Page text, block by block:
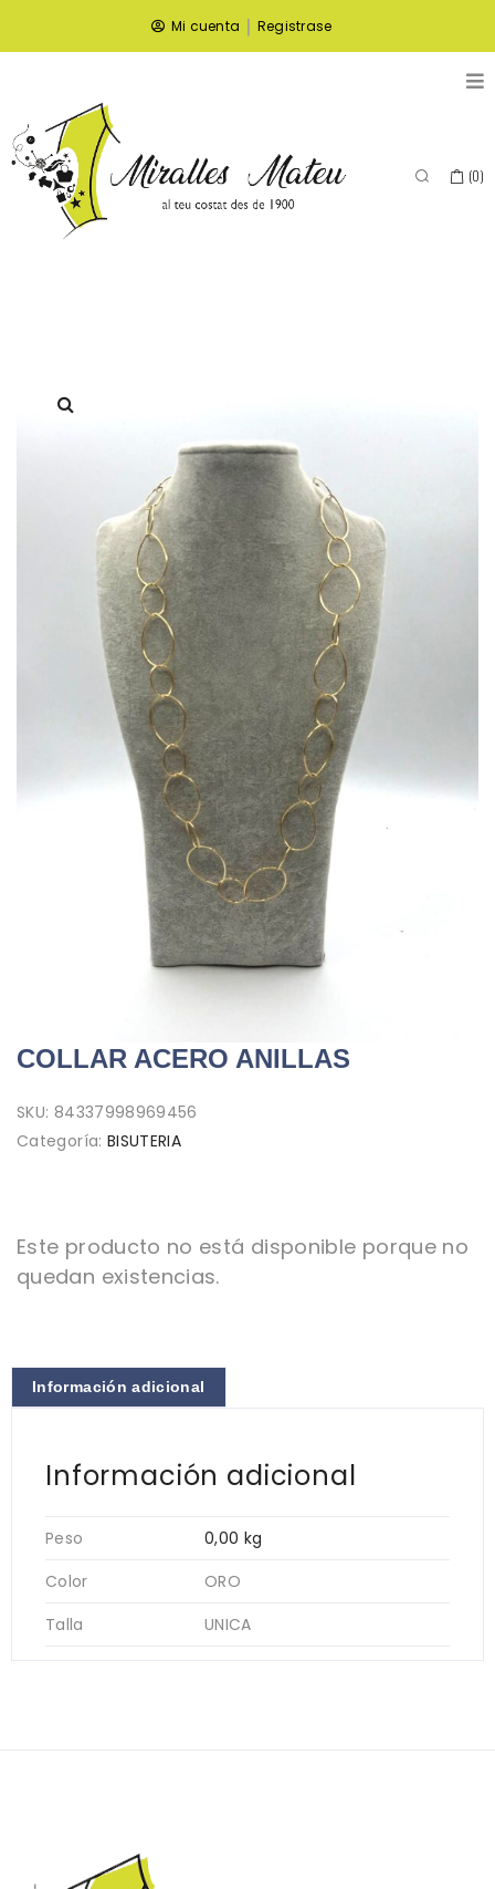
Mi cuenta | Registrase
(0)
COLLAR ACERO ANILLAS
SKU: 84337998969456
Categoría: BISUTERIA
Este producto no está disponible porque no
quedan existencias.
Información adicional
Información adicional
Peso
0,00 kg
Color
ORO
Talla
UNICA